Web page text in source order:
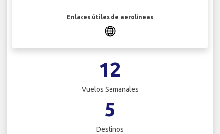
Enlaces útiles de aerolíneas
12
Vuelos Semanales
5
Destinos